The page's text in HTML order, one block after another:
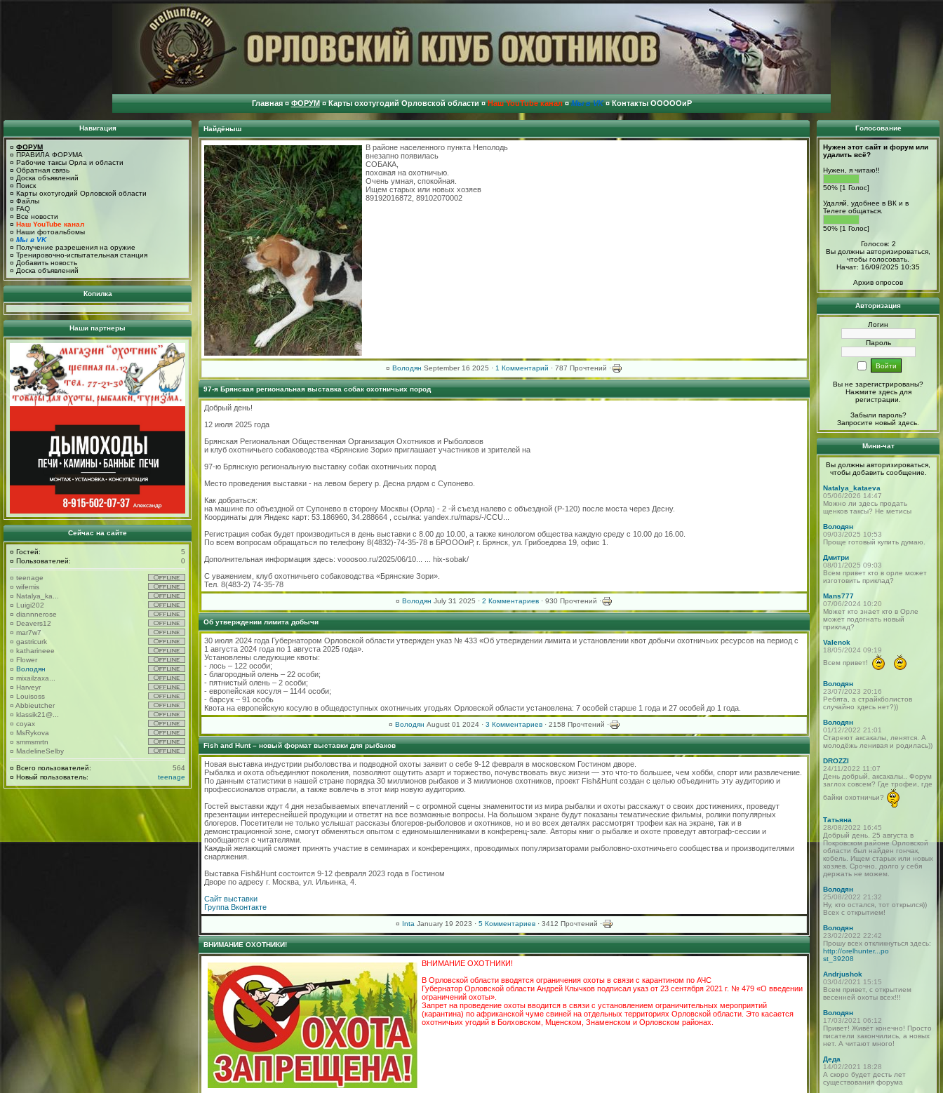
Главная ¤ ФОРУМ ¤ Карты охотугодий Орловской области ¤ Наш YouTube канал ¤ Мы в VK ¤ Контакты ОООООиР
Навигация
¤ ФОРУМ
¤ ПРАВИЛА ФОРУМА
¤ Рабочие таксы Орла и области
¤ Обратная связь
¤ Доска объявлений
¤ Поиск
¤ Карты охотугодий Орловской области
¤ Файлы
¤ FAQ
¤ Все новости
¤ Наш YouTube канал
¤ Наши фотоальбомы
¤ Мы в VK
¤ Получение разрешения на оружие
¤ Тренировочно-испытательная станция
¤ Добавить новость
¤ Доска объявлений
Копилка
Наши партнеры
Сейчас на сайте
¤ Гостей:
5
¤ Пользователей: 0
¤ teenage
¤ wifemis
¤ Natalya_ka...
¤ Luigi202
¤ diannnerose
¤ Deavers12
¤ mar7w7
¤ gastricurk
¤ katharineee
¤ Flower
¤ Володян
¤ mixailzaxa...
¤ Harveyr
¤ Louisoss
¤ Abbieutcher
¤ klassik21@...
¤ coyax
¤ MsRykova
¤ smmsmrtn
¤ MadelineSelby
¤ Всего пользователей:
564
¤ Новый пользователь: teenage
Найдёныш
В районе населенного пункта Неполодь
внезапно появилась
СОБАКА,
похожая на охотничью.
Очень умная, спокойная.
Ищем старых или новых хозяев
89192016872, 89102070002
¤ Володян September 16 2025 · 1 Комментарий · 787 Прочтений ·
97-я Брянская региональная выставка собак охотничьих пород
Добрый день!
12 июля 2025 года
Брянская Региональная Общественная Организация Охотников и Рыболовов
и клуб охотничьего собаководства «Брянские Зори» приглашает участников и зрителей на
97-ю Брянскую региональную выставку собак охотничьих пород
Место проведения выставки - на левом берегу р. Десна рядом с Супонево.
Как добраться:
на машине по объездной от Супонево в сторону Москвы (Орла) - 2 -й съезд налево с объездной (Р-120) после моста через Десну.
Координаты для Яндекс карт: 53.186960, 34.288664 , ссылка: yandex.ru/maps/-/CCU...
Регистрация собак будет производиться в день выставки с 8.00 до 10.00, а также кинологом общества каждую среду с 10.00 до 16.00.
По всем вопросам обращаться по телефону 8(4832)-74-35-78 в БРОООиР, г. Брянск, ул. Грибоедова 19, офис 1.
Дополнительная информация здесь: vooosoo.ru/2025/06/10... ... hix-sobak/
С уважением, клуб охотничьего собаководства «Брянские Зори».
Тел. 8(483-2) 74-35-78
¤ Володян July 31 2025 · 2 Комментариев · 930 Прочтений ·
Об утверждении лимита добычи
30 июля 2024 года Губернатором Орловской области утвержден указ № 433 «Об утверждении лимита и установлении квот добычи охотничьих ресурсов на период с
1 августа 2024 года по 1 августа 2025 года».
Установлены следующие квоты:
- лось – 122 особи;
- благородный олень – 22 особи;
- пятнистый олень – 2 особи;
- европейская косуля – 1144 особи;
- барсук – 91 особь
Квота на европейскую косулю в общедоступных охотничьих угодьях Орловской области установлена: 7 особей старше 1 года и 27 особей до 1 года.
¤ Володян August 01 2024 · 3 Комментариев· 2158 Прочтений ·
Fish and Hunt – новый формат выставки для рыбаков
Новая выставка индустрии рыболовства и подводной охоты заявит о себе 9-12 февраля в московском Гостином дворе.
Рыбалка и охота объединяют поколения, позволяют ощутить азарт и торжество, почувствовать вкус жизни — это что-то большее, чем хобби, спорт или развлечение.
По данным статистики в нашей стране порядка 30 миллионов рыбаков и 3 миллионов охотников, проект Fish&Hunt создан с целью объединить эту аудиторию и
профессионалов отрасли, а также вовлечь в этот мир новую аудиторию.
Гостей выставки ждут 4 дня незабываемых впечатлений – с огромной сцены знаменитости из мира рыбалки и охоты расскажут о своих достижениях, проведут
презентации интереснейшей продукции и ответят на все возможные вопросы. На большом экране будут показаны тематические фильмы, ролики популярных
блогеров. Посетители не только услышат рассказы блогеров-рыболовов и охотников, но и во всех деталях рассмотрят трофеи как на экране, так и в
демонстрационной зоне, смогут обменяться опытом с единомышленниками в конференц-зале. Авторы книг о рыбалке и охоте проведут автограф-сессии и
пообщаются с читателями.
Каждый желающий сможет принять участие в семинарах и конференциях, проводимых популяризаторами рыболовно-охотничьего сообщества и производителями
снаряжения.
Выставка Fish&Hunt состоится 9-12 февраля 2023 года в Гостином
Дворе по адресу г. Москва, ул. Ильинка, 4.
Сайт выставки
Группа Вконтакте
¤ Inta January 19 2023 · 5 Комментариев· 3412 Прочтений ·
ВНИМАНИЕ ОХОТНИКИ!
ВНИМАНИЕ ОХОТНИКИ!
В Орловской области вводятся ограничения охоты в связи с карантином по АЧС
Губернатор Орловской области Андрей Клычков подписал указ от 23 сентября 2021 г. № 479 «О введении
ограничений охоты».
Запрет на проведение охоты вводится в связи с установлением ограничительных мероприятий
(карантина) по африканской чуме свиней на отдельных территориях Орловской области. Это касается
охотничьих угодий в Болховском, Мценском, Знаменском и Орловском районах.
Голосование
Нужен этот сайт и форум или
удалить всё?
Нужен, я читаю!!
50% [1 Голос]
Удаляй, удобнее в ВК и в
Телеге общаться.
50% [1 Голос]
Голосов: 2
Вы должны авторизироваться,
чтобы голосовать.
Начат: 16/09/2025 10:35
Архив опросов
Авторизация
Логин
Пароль
Вы не зарегистрированы?
Нажмите здесьдля
регистрации.
Забыли пароль?
Запросите новый здесь.
Мини-чат
Вы должны авторизироваться,
чтобы добавить сообщение.
Natalya_kataeva
05/06/2026 14:47
Можно ли здесь продать
щенков таксы? Не метисы
Володян
09/03/2025 10:53
Проще готовый купить думаю.
Дмитри
08/01/2025 09:03
Всем привет кто в орле может
изготовить приклад?
Mans777
07/06/2024 10:20
Может кто знает кто в Орле
может подогнать новый
приклад?
Valenok
18/05/2024 09:19
Всем привет!
Володян
23/07/2023 20:16
Ребята, а страйкболистов
случайно здесь нет?))
Володян
01/12/2022 21:01
Стареют аксакалы, ленятся. А
молодёжь ленивая и родилась))
DROZZI
24/11/2022 11:07
День добрый, аксакалы.. Форум
заглох совсем? Где трофеи, где
байки охотничьи?
Татьяна
28/08/2022 16:45
Добрый день. 25 августа в
Покровском районе Орловской
области был найден гончак,
кобель. Ищем старых или новых
хозяев. Срочно, долго у себя
держать не можем.
Володян
25/08/2022 21:32
Ну, кто остался, тот открылся))
Всех с открытием!
Володян
23/02/2022 22:42
Прошу всех откликнуться здесь:
http://orelhunter...po
st_39208
Andrjushok
03/04/2021 15:15
Всем привет, с открытием
весенней охоты всех!!!
Володян
17/03/2021 06:12
Привет! Живёт конечно! Просто
писатели закончились, а новых
нет. А читают много!
Деда
14/02/2021 18:28
А скоро будет десть лет
существования форума